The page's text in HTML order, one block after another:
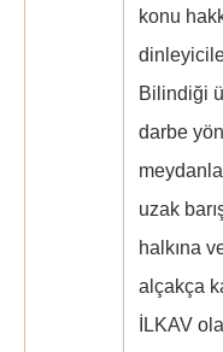
konu
Bilindiği
darbe
uzak
halkına
alçakça
İLKAV